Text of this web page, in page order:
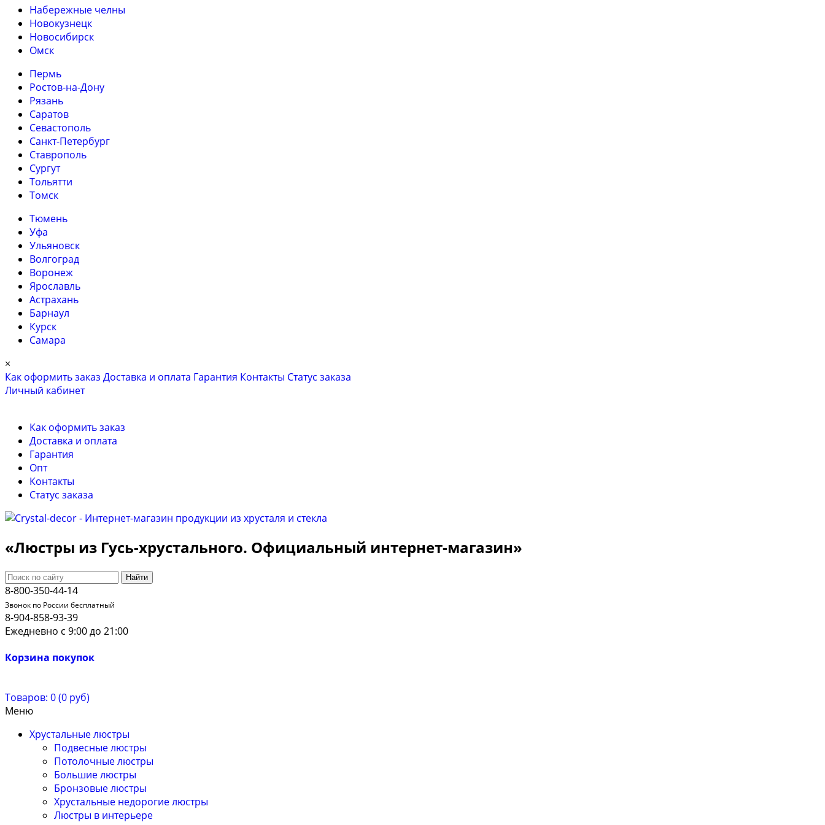
Набережные челны
Новокузнецк
Новосибирск
Омск
Пермь
Ростов-на-Дону
Рязань
Саратов
Севастополь
Санкт-Петербург
Ставрополь
Сургут
Тольятти
Томск
Тюмень
Уфа
Ульяновск
Волгоград
Воронеж
Ярославль
Астрахань
Барнаул
Курск
Самара
×
Как оформить заказ Доставка и оплата Гарантия Контакты Cтатус заказа
Личный кабинет
Как оформить заказ
Доставка и оплата
Гарантия
Опт
Контакты
Cтатус заказа
«Люстры из Гусь-хрустального. Официальный интернет-магазин»
Найти
8-800-350-44-14
Звонок по России бесплатный
8-904-858-93-39
Ежедневно с 9:00 до 21:00
Корзина покупок
Товаров: 0 (0 руб)
Меню
Хрустальные люстры
Подвесные люстры
Потолочные люстры
Большие люстры
Бронзовые люстры
Хрустальные недорогие люстры
Люстры в интерьере